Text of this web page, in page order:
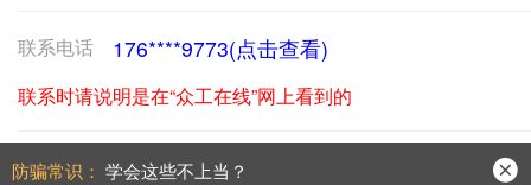
联系电话 176****9773(点击查看)
联系时请说明是在“众工在线”网上看到的
防骗常识： 学会这些不上当？